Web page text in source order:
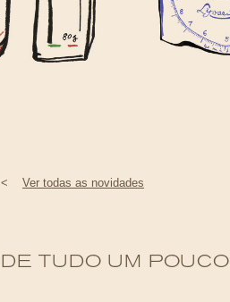
< Ver todas as novidades
DE TUDO UM POUCO